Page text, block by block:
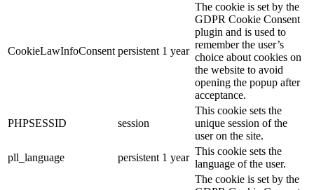
CookieLawInfoConsent persistent 1 year
The cookie is set by the
GDPR Cookie Consent
plugin and is used to
remember the user’s
choice about cookies on
the website to avoid
opening the popup after
acceptance.
PHPSESSID session
This cookie sets the
unique session of the
user on the site.
pll_language
persistent 1 year
This cookie sets the
language of the user.
The cookie is set by the